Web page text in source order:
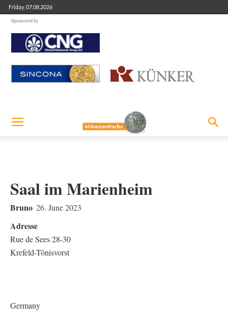
Friday, 07.08.2026
Sponsored by
Saal im Marienheim
Bruno 26. June 2023
Adresse
Rue de Sees 28-30
Krefeld-Tönisvorst
Germany